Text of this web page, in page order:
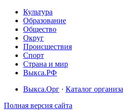
Культура
Образование
Общество
Округ
Происшествия
Спорт
Страна и мир
Выкса.РФ
Выкса.Орг · Каталог
Полная версия сайта